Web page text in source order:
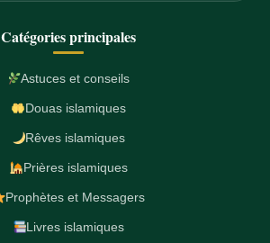
Catégories principales
Astuces et conseils
Douas islamiques
Rêves islamiques
Prières islamiques
Prophètes et Messagers
Livres islamiques